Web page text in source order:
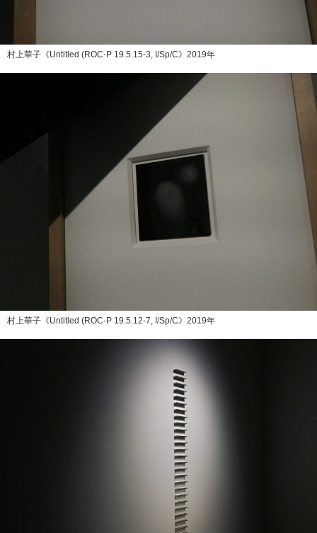
村上華子《Untitled (ROC-P 19.5.15-3, I/Sp/C》2019年
村上華子《Untitled (ROC-P 19.5.12-7, I/Sp/C》2019年